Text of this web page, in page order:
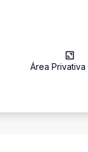
Área Privativa